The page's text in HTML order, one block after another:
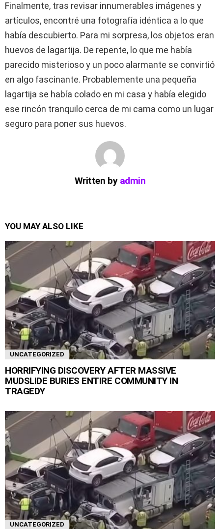
Finalmente, tras revisar innumerables imágenes y
artículos, encontré una fotografía idéntica a lo que
había descubierto. Para mi sorpresa, los objetos eran
huevos de lagartija. De repente, lo que me había
parecido misterioso y un poco alarmante se convirtió
en algo fascinante. Probablemente una pequeña
lagartija se había colado en mi casa y había elegido
ese rincón tranquilo cerca de mi cama como un lugar
seguro para poner sus huevos.
Written by admin
YOU MAY ALSO LIKE
UNCATEGORIZED
HORRIFYING DISCOVERY AFTER MASSIVE
MUDSLIDE BURIES ENTIRE COMMUNITY IN
TRAGEDY
UNCATEGORIZED